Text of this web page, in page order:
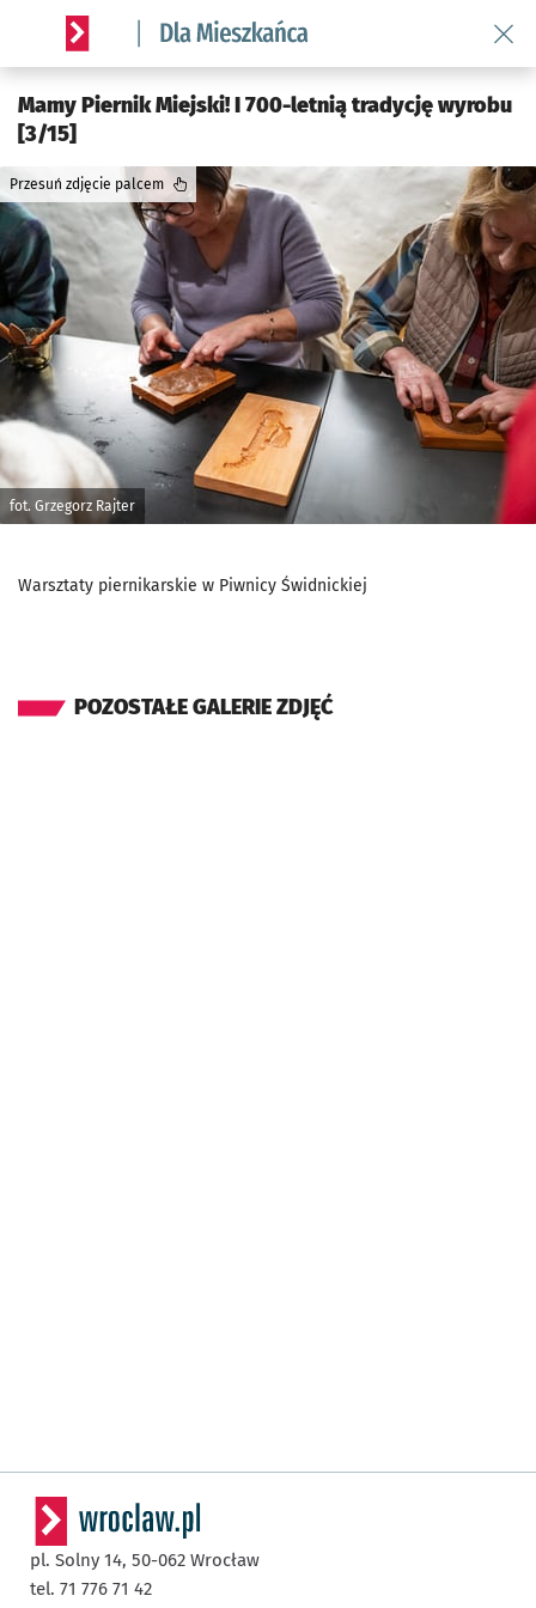
Serwis informacyjny wroclaw.pl podserwis: Dla mieszkańca
Mamy Piernik Miejski! I 700-letnią tradycję wyrobu
[3/15]
fot. Grzegorz Rajter
Przesuń zdjęcie palcem
Warsztaty piernikarskie w Piwnicy Świdnickiej
POZOSTAŁE GALERIE ZDJĘĆ
pl. Solny 14, 50-062 Wrocław
tel. 71 776 71 42